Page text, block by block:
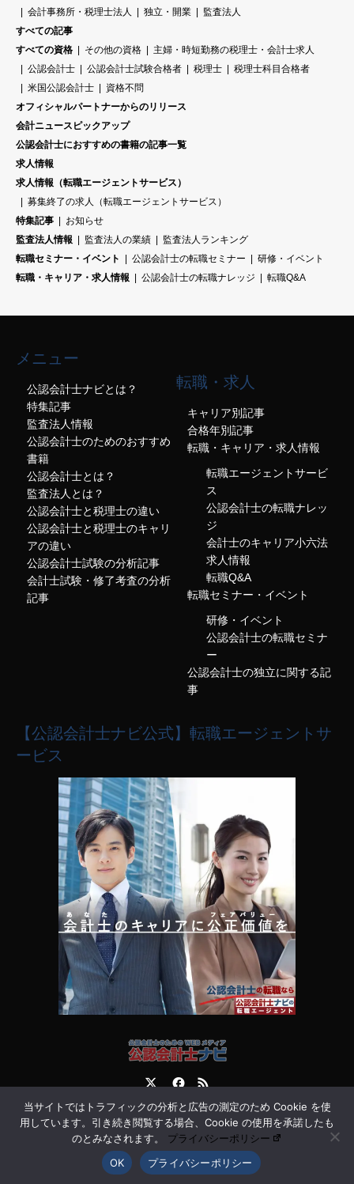
会計事務所・税理士法人
独立・開業
監査法人
すべての記事
すべての資格
その他の資格
主婦・時短勤務の税理士・会計士求人
公認会計士
公認会計士試験合格者 税理士
税理士科目合格者
米国公認会計士
資格不問
オフィシャルパートナーからのリリース
会計ニュースピックアップ
公認会計士におすすめの書籍の記事一覧
求人情報
求人情報（転職エージェントサービス）
募集終了の求人（転職エージェントサービス）
特集記事
お知らせ
監査法人情報
監査法人の業績
監査法人ランキング
転職セミナー・イベント
公認会計士の転職セミナー
研修・イベント
転職・キャリア・求人情報
公認会計士の転職ナレッジ 転職Q&A
メニュー
公認会計士ナビとは？
特集記事
監査法人情報
公認会計士のためのおすすめ
書籍
公認会計士とは？
監査法人とは？
公認会計士と税理士の違い
公認会計士と税理士のキャリ
アの違い
公認会計士試験の分析記事
会計士試験・修了考査の分析
記事
転職・求人
キャリア別記事
合格年別記事
転職・キャリア・求人情報
転職エージェントサービ
ス
公認会計士の転職ナレッ
ジ
会計士のキャリア小六法
求人情報
転職Q&A
転職セミナー・イベント
研修・イベント
公認会計士の転職セミナ
ー
公認会計士の独立に関する記
事
【公認会計士ナビ公式】転職エージェントサ
ービス
運営会社 お問合せ
公認会計士ナビ 会計士・監査法人専門WEBメディア. All Rights Reserved.
当サイトではトラフィックの分析と広告の測定のため Cookie を使
用しています。引き続き閲覧する場合、Cookie の使用を承諾したも
のとみなされます。 プライバシーポリシー
OK
プライバシーポリシー